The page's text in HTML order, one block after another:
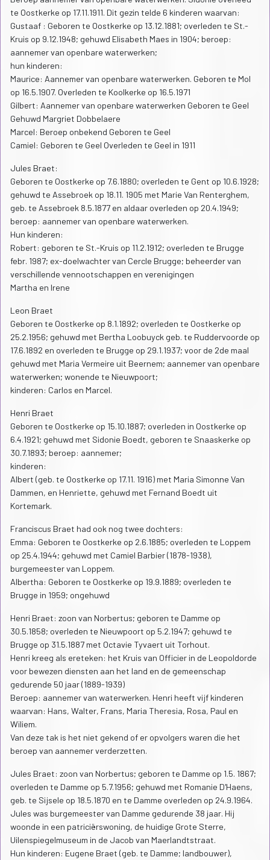
te Oostkerke op 17.11.1911. Dit gezin telde 6 kinderen waarvan:
Gustaaf : Geboren te Oostkerke op 13.12.1881; overleden te St.-
Kruis op 9.12.1948; gehuwd Elisabeth Maes in 1904; beroep:
aannemer van openbare waterwerken;
hun kinderen:
Maurice: Aannemer van openbare waterwerken. Geboren te Mol
op 16.5.1907. Overleden te Koolkerke op 16.5.1971
Gilbert: Aannemer van openbare waterwerken Geboren te Geel
Gehuwd Margriet Dobbelaere
Marcel: Beroep onbekend Geboren te Geel
Camiel: Geboren te Geel Overleden te Geel in 1911
Jules Braet:
Geboren te Oostkerke op 7.6.1880; overleden te Gent op 10.6.1928;
gehuwd te Assebroek op 18.11. 1905 met Marie Van Renterghem,
geb. te Assebroek 8.5.1877 en aldaar overleden op 20.4.1949;
beroep: aannemer van openbare waterwerken.
Hun kinderen:
Robert: geboren te St.-Kruis op 11.2.1912; overleden te Brugge
febr. 1987; ex-doelwachter van Cercle Brugge; beheerder van
verschillende vennootschappen en verenigingen
Martha en Irene
Leon Braet
Geboren te Oostkerke op 8.1.1892; overleden te Oostkerke op
25.2.1956; gehuwd met Bertha Loobuyck geb. te Ruddervoorde op
17.6.1892 en overleden te Brugge op 29.1.1937; voor de 2de maal
gehuwd met Maria Vermeire uit Beernem; aannemer van openbare
waterwerken; wonende te Nieuwpoort;
kinderen: Carlos en Marcel.
Henri Braet
Geboren te Oostkerke op 15.10.1887; overleden in Oostkerke op
6.4.1921; gehuwd met Sidonie Boedt, geboren te Snaaskerke op
30.7.1893; beroep: aannemer;
kinderen:
Albert (geb. te Oostkerke op 17.11. 1916) met Maria Simonne Van
Dammen, en Henriette, gehuwd met Fernand Boedt uit
Kortemark.
Franciscus Braet had ook nog twee dochters:
Emma: Geboren te Oostkerke op 2.6.1885; overleden te Loppem
op 25.4.1944; gehuwd met Camiel Barbier (1878-1938),
burgemeester van Loppem.
Albertha: Geboren te Oostkerke op 19.9.1889; overleden te
Brugge in 1959; ongehuwd
Henri Braet: zoon van Norbertus; geboren te Damme op
30.5.1858; overleden te Nieuwpoort op 5.2.1947; gehuwd te
Brugge op 31.5.1887 met Octavie Tyvaert uit Torhout.
Henri kreeg als ereteken: het Kruis van Officier in de Leopoldorde
voor bewezen diensten aan het land en de gemeenschap
gedurende 50 jaar (1889-1939)
Beroep: aannemer van waterwerken. Henri heeft vijf kinderen
waarvan: Hans, Walter, Frans, Maria Theresia, Rosa, Paul en
Wiliem.
Van deze tak is het niet gekend of er opvolgers waren die het
beroep van aannemer verderzetten.
Jules Braet: zoon van Norbertus; geboren te Damme op 1.5. 1867;
overleden te Damme op 5.7.1956; gehuwd met Romanie D'Haens,
geb. te Sijsele op 18.5.1870 en te Damme overleden op 24.9.1964.
Jules was burgemeester van Damme gedurende 38 jaar. Hij
woonde in een patriciërswoning, de huidige Grote Sterre,
Uilenspiegelmuseum in de Jacob van Maerlandtstraat.
Hun kinderen: Eugene Braet (geb. te Damme; landbouwer),